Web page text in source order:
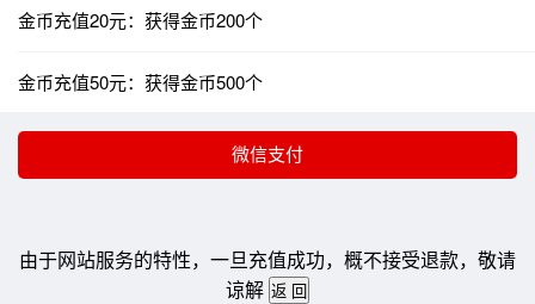
金币充值20元：获得金币200个
金币充值50元：获得金币500个
由于网站服务的特性，一旦充值成功，概不接受退款，敬请
谅解